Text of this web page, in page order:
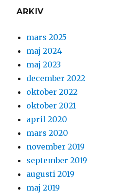
ARKIV
mars 2025
maj 2024
maj 2023
december 2022
oktober 2022
oktober 2021
april 2020
mars 2020
november 2019
september 2019
augusti 2019
maj 2019